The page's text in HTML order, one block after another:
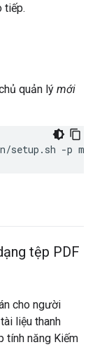
tiếp.
quản lý mới
setup.sh -p
tệp PDF
cho người
liệu thanh
tính năng Kiếm